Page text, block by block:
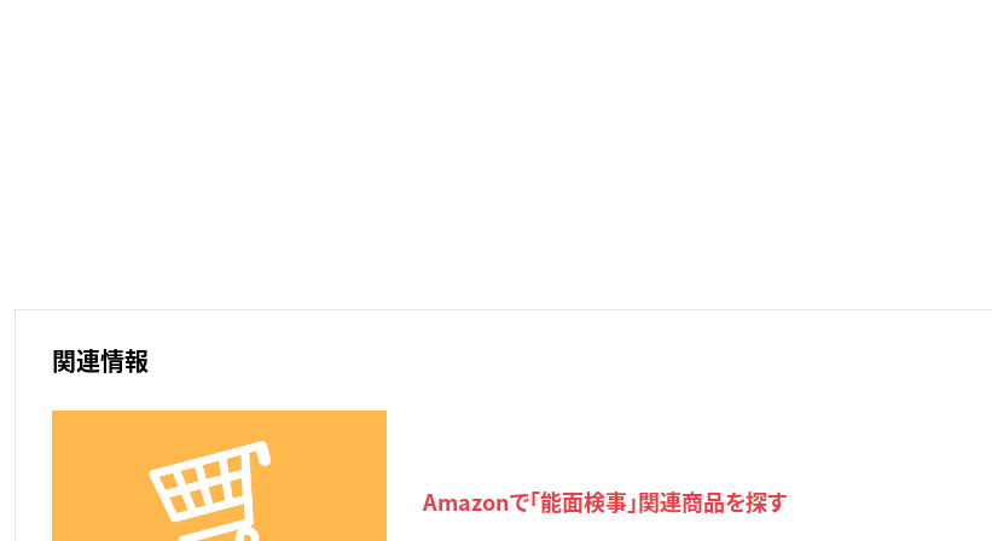
関連情報
Amazonで「能面検事」関連商品を探す